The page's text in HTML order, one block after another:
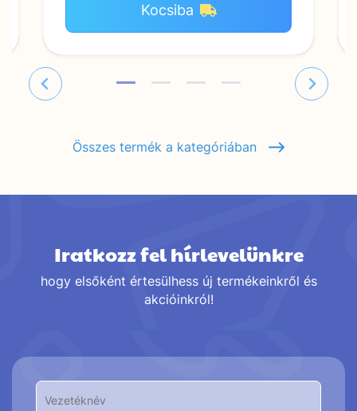
Kocsiba
Összes termék a kategóriában
Iratkozz fel hírlevelünkre
hogy elsőként értesülhess új termékeinkről és
akcióinkról!